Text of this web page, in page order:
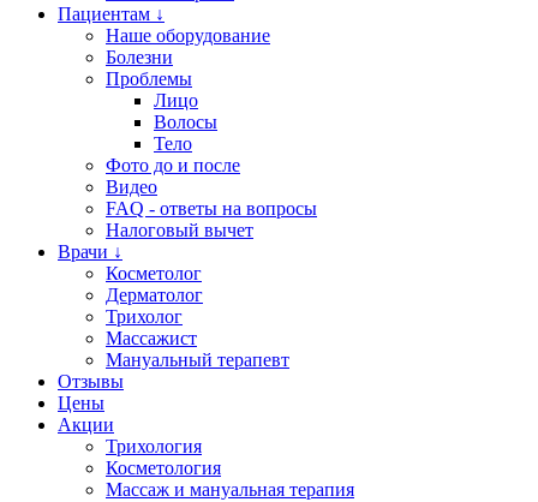
Пациентам ↓
Наше оборудование
Болезни
Проблемы
Лицо
Волосы
Тело
Фото до и после
Видео
FAQ - ответы на вопросы
Налоговый вычет
Врачи ↓
Косметолог
Дерматолог
Трихолог
Массажист
Мануальный терапевт
Отзывы
Цены
Акции
Трихология
Косметология
Массаж и мануальная терапия